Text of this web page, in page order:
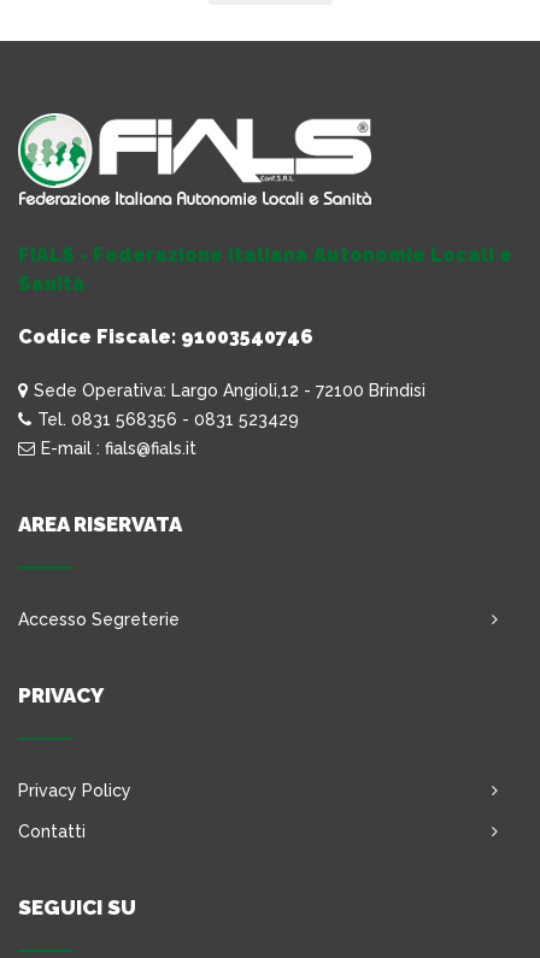
FIALS - Federazione Italiana Autonomie Locali e
Sanità
Codice Fiscale: 91003540746
Sede Operativa: Largo Angioli,12 - 72100 Brindisi
Tel. 0831 568356 - 0831 523429
E-mail : fials@fials.it
AREA RISERVATA
Accesso Segreterie
PRIVACY
Privacy Policy
Contatti
SEGUICI SU